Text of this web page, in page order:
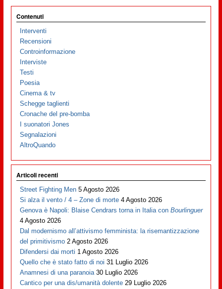
Contenuti
Interventi
Recensioni
Controinformazione
Interviste
Testi
Poesia
Cinema & tv
Schegge taglienti
Cronache del pre-bomba
I suonatori Jones
Segnalazioni
AltroQuando
Articoli recenti
Street Fighting Men 5 Agosto 2026
Si alza il vento / 4 – Zone di morte 4 Agosto 2026
Genova è Napoli: Blaise Cendrars torna in Italia conBourlinguer
4 Agosto 2026
Dal modernismo all’attivismo femminista: la risemantizzazione
del primitivismo 2 Agosto 2026
Difendersi dai morti 1 Agosto 2026
Quello che è stato fatto di noi 31 Luglio 2026
Anamnesi di una paranoia 30 Luglio 2026
Cantico per una dis/umanità dolente 29 Luglio 2026